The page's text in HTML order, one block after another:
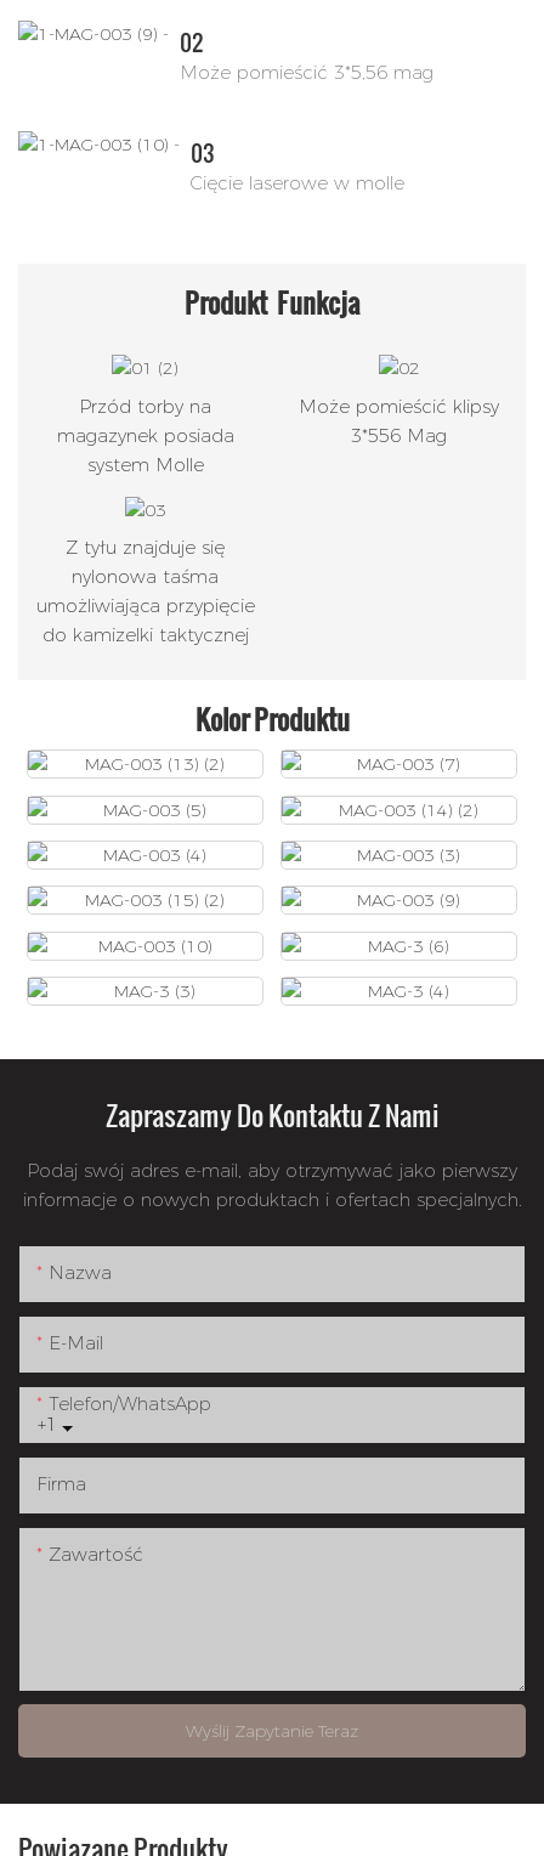
02
Może pomieścić 3*5,56 mag
03
Cięcie laserowe w molle
Produkt Funkcja
Przód torby na
magazynek posiada
system Molle
Może pomieścić klipsy
3*556 Mag
Z tyłu znajduje się
nylonowa taśma
umożliwiająca przypięcie
do kamizelki taktycznej
Kolor Produktu
Zapraszamy Do Kontaktu Z Nami
Podaj swój adres e-mail, aby otrzymywać jako pierwszy
informacje o nowych produktach i ofertach specjalnych.
Nazwa
E-Mail
+1
Telefon/WhatsApp
Firma
Zawartość
Wyślij Zapytanie Teraz